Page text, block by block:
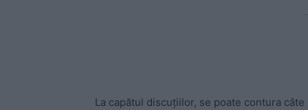
La capătul discuțiilor, se poate contura